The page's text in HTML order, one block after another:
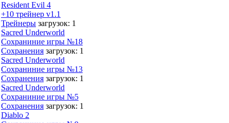
Resident Evil 4
+10 трейнер v1.1
Трейнеры загрузок: 1
Sacred Underworld
Сохраниние игры №18
Сохранения загрузок: 1
Sacred Underworld
Сохраниние игры №13
Сохранения загрузок: 1
Sacred Underworld
Сохраниние игры №5
Сохранения загрузок: 1
Diablo 2